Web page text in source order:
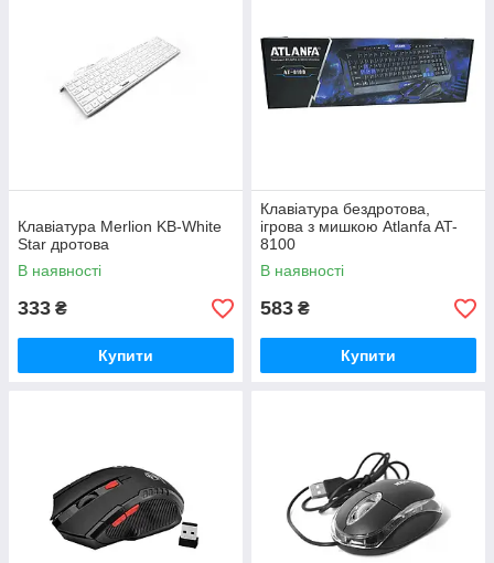
Клавіатура Merlion KB-White
Star дротова
В наявності
333 ₴
Купити
Клавіатура бездротова,
ігрова з мишкою Atlanfa AT-
8100
В наявності
583 ₴
Купити